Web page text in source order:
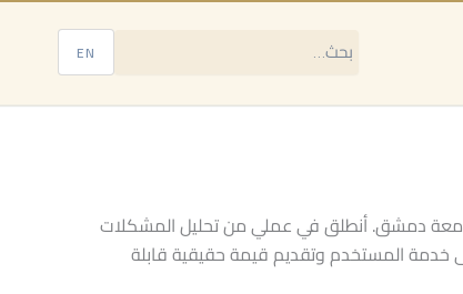
EN
دمشق. أنطلق في عملي من تحليل المشكلات
خدمة المستخدم وتقديم قيمة حقيقية قابلة